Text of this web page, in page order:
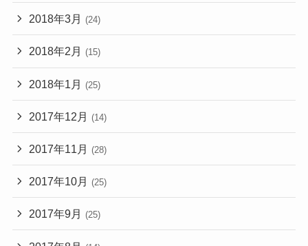
2018年3月 (24)
2018年2月 (15)
2018年1月 (25)
2017年12月 (14)
2017年11月 (28)
2017年10月 (25)
2017年9月 (25)